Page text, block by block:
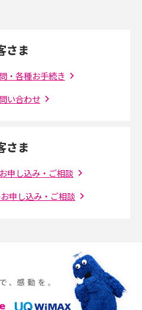
の特徴や選び方を紹介
手順は？設備状況の確認方法も解説
すく解説！事前に準備すべきものも紹
や接続方法を解説
ト・デメリット、中継機との違いを解
ットとは？選び方や向いている方の特
さま
・各種お手続き
い合わせ
さま
申し込み・ご相談
申し込み・ご相談